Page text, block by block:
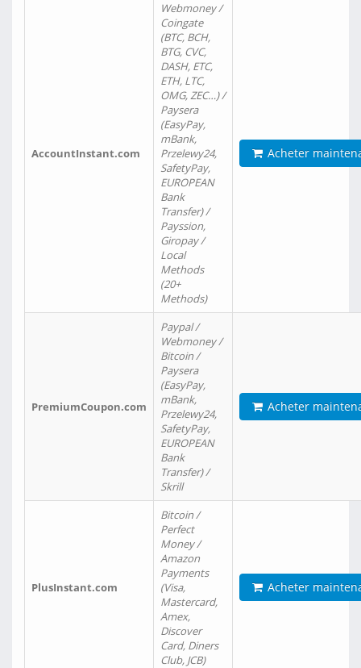
AccountInstant.com
Webmoney /
Coingate
(BTC, BCH,
BTG, CVC,
DASH, ETC,
ETH, LTC,
OMG, ZEC…) /
Paysera
(EasyPay,
mBank,
Przelewy24,
SafetyPay,
EUROPEAN
Bank
Transfer) /
Payssion,
Giropay /
Local
Methods
(20+
Methods)
Acheter
PremiumCoupon.com
Paypal /
Webmoney /
Bitcoin /
Paysera
(EasyPay,
mBank,
Przelewy24,
SafetyPay,
EUROPEAN
Bank
Transfer) /
Skrill
Acheter
PlusInstant.com
Bitcoin /
Perfect
Money /
Amazon
Payments
(Visa,
Mastercard,
Amex,
Discover
Card, Diners
Club, JCB)
Acheter